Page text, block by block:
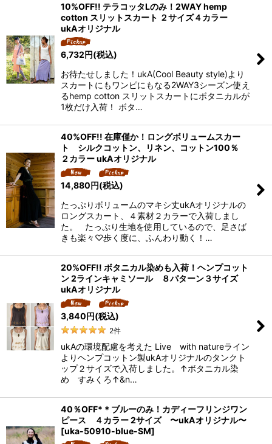
10%OFF!! テラコッタLのみ！2WAY hemp
cotton スリットスカート ２サイズ４カラー
ukAオリジナル
6,732円(税込)
お待たせしました！ukA(Cool Beauty style)より
スカートにもワンピにもなる2WAY3シーズン使え
るhemp cotton スリットスカートにボタニカルが
1枚だけ入荷！ ボタ…
40%OFF!! 在庫僅か！ロングボリュームスカー
ト シルクコットン、リネン、コットン100％
２カラー ukAオリジナル
14,880円(税込)
たっぷりボリュームのマキシ丈ukAオリジナルの
ロングスカート、４素材２カラーで入荷しまし
た。 たっぷり生地を使用しているので、足さば
きも楽々♡歩く度に、ふんわり動く！…
20%OFF!! ボタニカル染めも入荷！ヘンプコット
ン 2ラインキャミソール ８パターン３サイズ
ukAオリジナル
3,840円(税込)
2件
ukAの環境配慮を考えた Live with natureライン
よりヘンプコットン製ukAオリジナルのタンクト
ップ２サイズで入荷しました。↑ボタニカル染
め すみくろ↑&n…
40％OFF*＊ブルーのみ！カディーフリンジワン
ピース ４カラー 2サイズ 〜ukAオリジナル〜
[uka-50910-blue-SM]